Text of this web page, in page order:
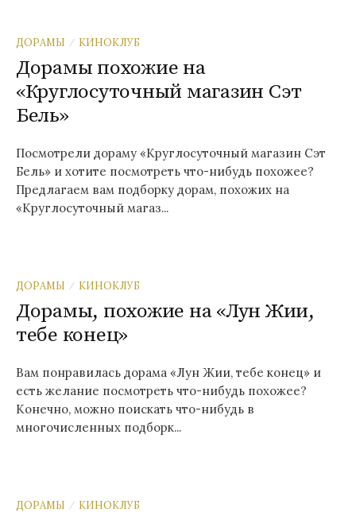
ДОРАМЫ / КИНОКЛУБ
Дорамы похожие на
«Круглосуточный магазин Сэт
Бель»
Посмотрели дораму «Круглосуточный магазин Сэт
Бель» и хотите посмотреть что-нибудь похожее?
Предлагаем вам подборку дорам, похожих на
«Круглосуточный магаз...
ДОРАМЫ / КИНОКЛУБ
Дорамы, похожие на «Лун Жии,
тебе конец»
Вам понравилась дорама «Лун Жии, тебе конец» и
есть желание посмотреть что-нибудь похожее?
Конечно, можно поискать что-нибудь в
многочисленных подборк...
ДОРАМЫ / КИНОКЛУБ